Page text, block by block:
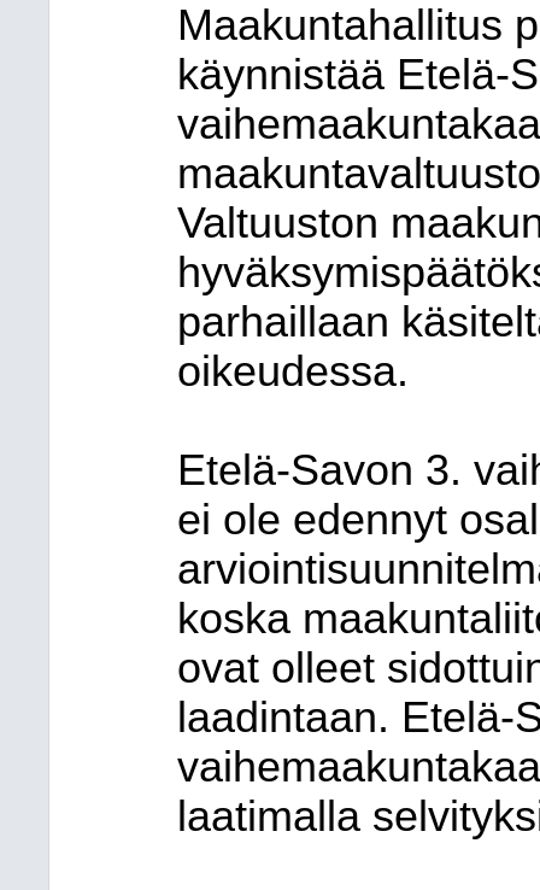
Maakuntahallitus
käynnistää Etelä-
Valtuuston
parhaillaan
oikeudessa.
Etelä-Savon 3.
ei ole edennyt
koska
ovat olleet
laadintaan. Etelä-
laatimalla